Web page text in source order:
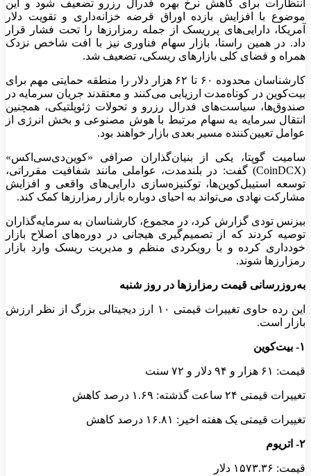
انتظارات برای کاهش نرخ بهره فدرال رزرو تضعیف شود و این
موضوع با افزایش بازده اوراق قرضه خزانه‌داری و تقویت دلار
آمریکا، دارایی‌های پرریسک از جمله رمزارزها را تحت فشار قرار
داد. در همین راستا، بازار سهام فناوری نیز با افت شاخص نزدک
همراه و فضای کلی بازارهای ریسکی، تضعیف شد.
کارشناسان محدوده ۶۰ تا ۶۲ هزار دلار را منطقه حمایتی مهم برای
بیت‌کوین در کوتاه‌مدت ارزیابی می‌کنند و معتقدند جریان سرمایه در
صندوق‌ها، سیاست‌های فدرال رزرو و تحولات ژئوپلتیکی، همچنین
انتقال سرمایه به سهام مرتبط با هوش مصنوعی و بخش انرژی از
عوامل تعیین‌کننده مسیر بعدی بازار خواهند بود.
سامیت گوپتا، یکی از بنیان‌گذاران صرافی «کوین‌دی‌سی‌اکس»
(CoinDCX) گفت: در بلندمدت، عواملی مانند شفافیت مقرراتی،
توسعه استیبل‌کوین‌ها، توکنیزه‌سازی دارایی‌های واقعی و افزایش
مشارکت نهادی می‌تواند به احیای دوباره بازار رمزارزها کمک کند.
بیزنس تودی گزارش کرد، در مجموع، کارشناسان به سرمایه‌گذاران
توصیه کردند که از تصمیم‌گیری هیجانی در دوره‌های اصلاح بازار
خودداری کرده و با رویکردی منظم و مدیریت ریسک وارد بازار
رمزارزها شوند.
به‌روزرسانی قیمت رمزارزها در روز شنبه
این رده حاوی تغییرات قیمتی ۱۰ ارز دیجیتالی بزرگ از نظر ارزش
بازار است.
۱- بیت‌کوین
قیمت: ۶۱ هزار و ۹۴ دلار و ۷۲ سنت
تغییرات قیمتی ۲۴ ساعت گذشته: ۱.۶۹ درصد کاهش
تغییرات قیمتی یک هفته اخیر: ۱۶.۸۱ درصد کاهش
۲- اتریوم
قیمت: ۱۵۷۳.۳۶ دلار